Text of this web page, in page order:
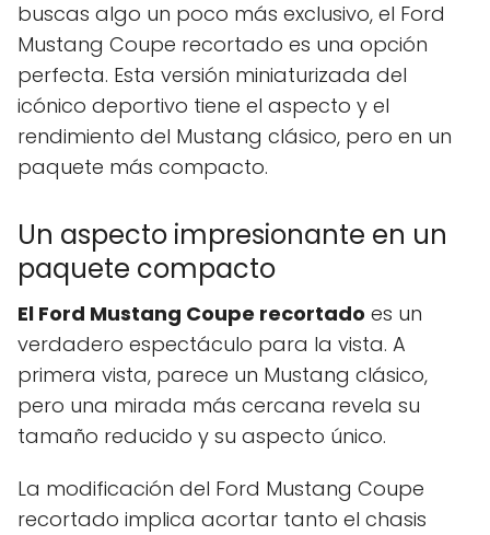
buscas algo un poco más exclusivo, el Ford
Mustang Coupe recortado es una opción
perfecta. Esta versión miniaturizada del
icónico deportivo tiene el aspecto y el
rendimiento del Mustang clásico, pero en un
paquete más compacto.
Un aspecto impresionante en un
paquete compacto
El Ford Mustang Coupe recortado es un
verdadero espectáculo para la vista. A
primera vista, parece un Mustang clásico,
pero una mirada más cercana revela su
tamaño reducido y su aspecto único.
La modificación del Ford Mustang Coupe
recortado implica acortar tanto el chasis